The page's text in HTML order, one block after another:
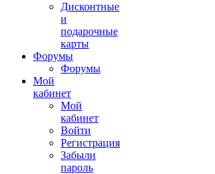
Дисконтные
и
подарочные
карты
Форумы
Форумы
Мой
кабинет
Мой
кабинет
Войти
Регистрация
Забыли
пароль